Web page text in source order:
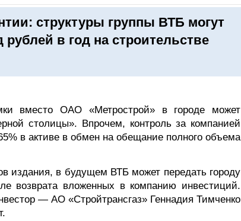
структуры группы ВТБ могут
в год на строительстве
вместо ОАО «Метрострой» в городе может
столицы». Впрочем, контроль за компанией
в активе в обмен на обещание полного объема
издания, в будущем ВТБ может передать городу
возврата вложенных в компанию инвестиций.
— АО «Стройтрансгаз» Геннадия Тимченко